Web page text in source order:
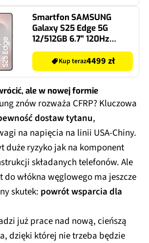
Smartfon SAMSUNG
Galaxy S26 5G 12/256GB
6.3" 120Hz Czarny SM-
S942
Kup teraz3999 zł
Smartfon SAMSUNG
Galaxy S26 Ultra 5G
12/512GB 6.9" 120Hz
Jasnoniebieski SM-S948
Kup teraz6299 zł
Smartfon SAMSUNG
Galaxy S25 Edge 5G
12/512GB 6.7" 120Hz
Srebrny SM-S937
Kup teraz4499 zł
ale w nowej formie
znów rozważa CFRP? Kluczowa